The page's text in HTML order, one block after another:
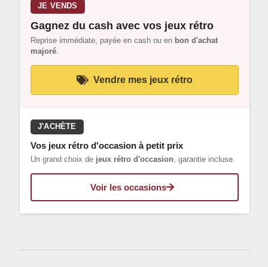
JE VENDS
Gagnez du cash avec vos jeux rétro
Reprise immédiate, payée en cash ou en bon d'achat
majoré.
Vendre mes jeux rétro
J'ACHÈTE
Vos jeux rétro d'occasion à petit prix
Un grand choix de jeux rétro d'occasion, garantie incluse.
Voir les occasions